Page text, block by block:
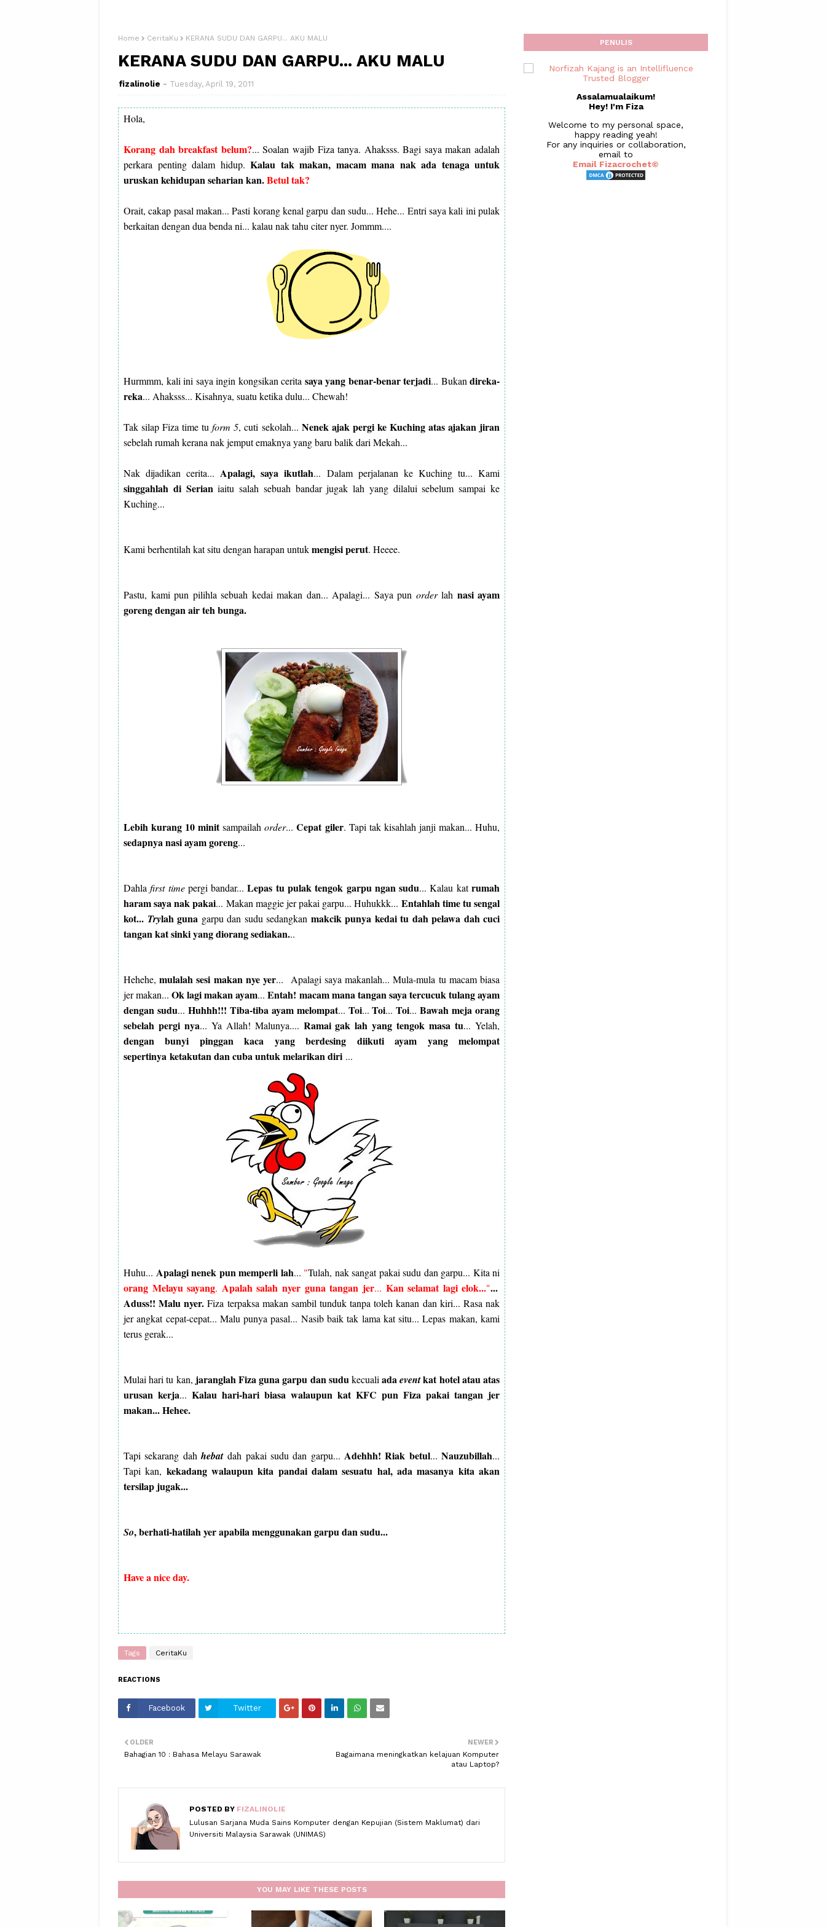
Home CeritaKu KERANA SUDU DAN GARPU... AKU MALU
KERANA SUDU DAN GARPU... AKU MALU
fizalinolie Tuesday, April 19, 2011
Hola,
Korang dah breakfast belum?... Soalan wajib Fiza tanya. Ahaksss. Bagi saya makan adalah
perkara penting dalam hidup. Kalau tak makan, macam mana nak ada tenaga untuk
uruskan kehidupan seharian kan.Betul tak?
Orait, cakap pasal makan... Pasti korang kenal garpu dan sudu... Hehe... Entri saya kali ini pulak
berkaitan dengan dua benda ni... kalau nak tahu citer nyer. Jommm....
Hurmmm, kali ini saya ingin kongsikan cerita saya yang benar-benar terjadi... Bukan direka-
reka... Ahaksss... Kisahnya, suatu ketika dulu... Chewah!
Tak silap Fiza time tuform 5, cuti sekolah... Nenek ajak pergi ke Kuching atas ajakan jiran
sebelah rumah kerana nak jemput emaknya yang baru balik dari Mekah...
Nak dijadikan cerita... Apalagi, saya ikutlah... Dalam perjalanan ke Kuching tu... Kami
singgahlah di Serian iaitu salah sebuah bandar jugak lah yang dilalui sebelum sampai ke
Kuching...
Kami berhentilah kat situ dengan harapan untukmengisi perut. Heeee.
Pastu, kami pun pilihla sebuah kedai makan dan... Apalagi... Saya pun orderlah nasi ayam
goreng dengan air teh bunga.
Lebih kurang 10 minitsampailahorder...Cepat giler. Tapi tak kisahlah janji makan... Huhu,
sedapnya nasi ayam goreng...
Dahlafirst timepergi bandar...Lepas tu pulak tengok garpu ngan sudu... Kalau katrumah
haram saya nak pakai... Makan maggie jer pakai garpu... Huhukkk... Entahlah time tu sengal
kot... Trylah guna garpu dan sudu sedangkan makcik punya kedai tu dah pelawa dah cuci
tangan kat sinki yang diorang sediakan...
Hehehe,mulalah sesi makan nye yer... Apalagi saya makanlah... Mula-mula tu macam biasa
jer makan...Ok lagi makan ayam...Entah! macam mana tangan saya tercucuk tulang ayam
dengan sudu... Huhhh!!! Tiba-tiba ayam melompat... Toi...Toi...Toi...Bawah meja orang
sebelah pergi nya... Ya Allah! Malunya.... Ramai gak lah yang tengok masa tu... Yelah,
dengan bunyi pinggan kaca yang berdesing diikuti ayam yang melompat
sepertinya ketakutan dan cuba untuk melarikan diri ...
Huhu... Apalagi nenek pun memperli lah... "Tulah, nak sangat pakai sudu dan garpu... Kita ni
orang Melayu sayang. Apalah salah nyer guna tangan jer... Kan selamat lagi elok..."...
Aduss!! Malu nyer.Fiza terpaksa makan sambil tunduk tanpa toleh kanan dan kiri... Rasa nak
jer angkat cepat-cepat... Malu punya pasal... Nasib baik tak lama kat situ... Lepas makan, kami
terus gerak...
Mulai hari tu kan, jaranglah Fiza guna garpu dan sudu kecualiadaeventkat hotel atau atas
urusan kerja... Kalau hari-hari biasa walaupun kat KFC pun Fiza pakai tangan jer
makan... Hehee.
Tapi sekarang dah hebatdah pakai sudu dan garpu... Adehhh! Riak betul...Nauzubillah...
Tapi kan, kekadang walaupun kita pandai dalam sesuatu hal, ada masanya kita akan
tersilap jugak...
So, berhati-hatilah yer apabila menggunakan garpu dan sudu...
Have a nice day.
Tags CeritaKu
REACTIONS
Facebook Twitter
NEWER
Bagaimana meningkatkan kelajuan Komputer
atau Laptop?
OLDER
Bahagian 10 : Bahasa Melayu Sarawak
POSTED BY FIZALINOLIE
Lulusan Sarjana Muda Sains Komputer dengan Kepujian (Sistem Maklumat) dari
Universiti Malaysia Sarawak (UNIMAS)
YOU MAY LIKE THESE POSTS
PENULIS
Assalamualaikum!
Hey! I'm Fiza
Welcome to my personal space,
happy reading yeah!
For any inquiries or collaboration,
email to
Email Fizacrochet©